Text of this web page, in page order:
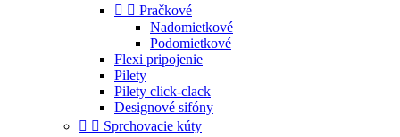
  Pračkové
Nadomietkové
Podomietkové
Flexi pripojenie
Pilety
Pilety click-clack
Designové sifóny
  Sprchovacie kúty